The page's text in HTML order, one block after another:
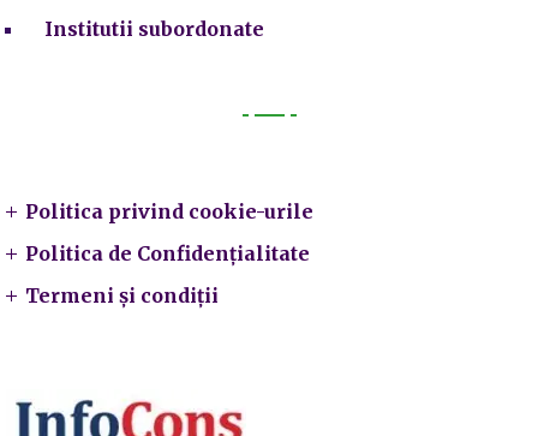
Institutii subordonate
Politica privind cookie-urile
Politica de Confidențialitate
Termeni și condiții